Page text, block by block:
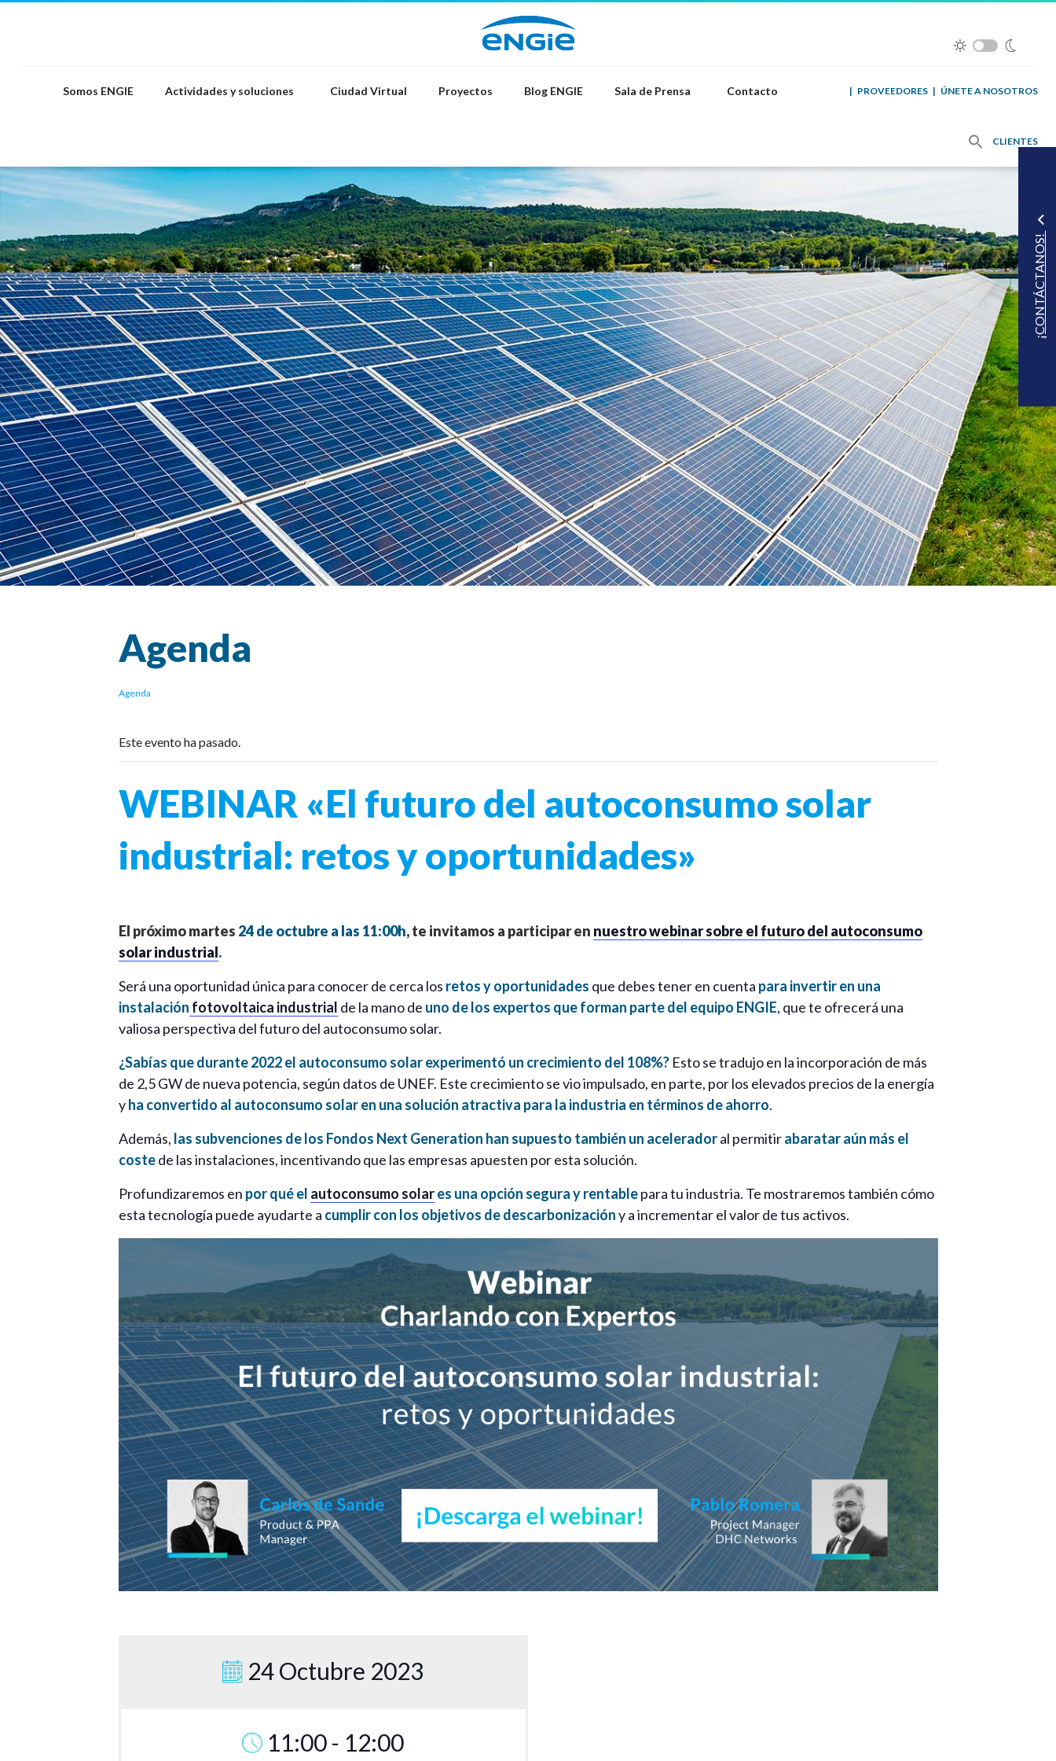
Somos ENGIE Actividades y soluciones Ciudad Virtual Proyectos Blog ENGIE Sala de Prensa Contacto ÚNETE A NOSOTROS
|
PROVEEDORES
|
CLIENTES
¡CONTÁCTANOS!
Agenda
Agenda
Este evento ha pasado.
WEBINAR «El futuro del autoconsumo solar
industrial: retos y oportunidades»
El próximo martes 24 de octubre a las 11:00h, te invitamos a participar en nuestro webinar sobre el futuro del autoconsumo
solar industrial.
Será una oportunidad única para conocer de cerca los retos y oportunidades que debes tener en cuenta para invertir en una
instalación fotovoltaica industrial de la mano de uno de los expertos que forman parte del equipo ENGIE, que te ofrecerá una
valiosa perspectiva del futuro del autoconsumo solar.
¿Sabías que durante 2022 el autoconsumo solar experimentó un crecimiento del 108%?Esto se tradujo en la incorporación de más
de 2,5 GW de nueva potencia, según datos de UNEF. Este crecimiento se vio impulsado, en parte, por los elevados precios de la energía
yha convertido al autoconsumo solar en una solución atractiva para la industria en términos de ahorro.
Además, las subvenciones de los Fondos Next Generation han supuesto también un aceleradoral permitirabaratar aún más el
costede las instalaciones, incentivando que las empresas apuesten por esta solución.
Profundizaremos en por qué el autoconsumo solares una opción segura y rentablepara tu industria. Te mostraremos también cómo
esta tecnología puede ayudarte a cumplir con los objetivos de descarbonizacióny a incrementar el valor de tus activos.
24 Octubre 2023
11:00 - 12:00